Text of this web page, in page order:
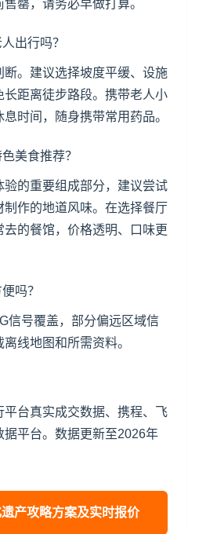
罄，请务必早做打算。
出行吗？
断。建议选择坡度平缓、设施
长距离徒步路段。携带老人小
时间，随身携带常用药品。
美食推荐？
验的重要组成部分，建议尝试
制作的地道风味。在选择餐厅
的餐馆，价格透明、口味更
吗？
信号覆盖，部分偏远区域信
线地图和所需资料。
台真实成交数据、携程、飞
平台。数据更新至2026年
产攻略方案及实时报价